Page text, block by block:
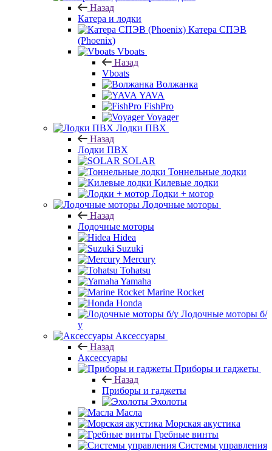
Назад
Катера и лодки
Катера СПЭВ
(Phoenix)
Vboats
Назад
Vboats
Волжанка
YAVA
FishPro
Voyager
Лодки ПВХ
Назад
Лодки ПВХ
SOLAR
Тоннельные лодки
Килевые лодки
Лодки + мотор
Лодочные моторы
Назад
Лодочные моторы
Hidea
Suzuki
Mercury
Tohatsu
Yamaha
Marine Rocket
Honda
Лодочные моторы б/
у
Аксессуары
Назад
Аксессуары
Приборы и гаджеты
Назад
Приборы и гаджеты
Эхолоты
Масла
Морская акустика
Гребные винты
Системы управления